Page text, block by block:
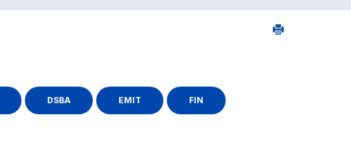
DSBA EMIT FIN